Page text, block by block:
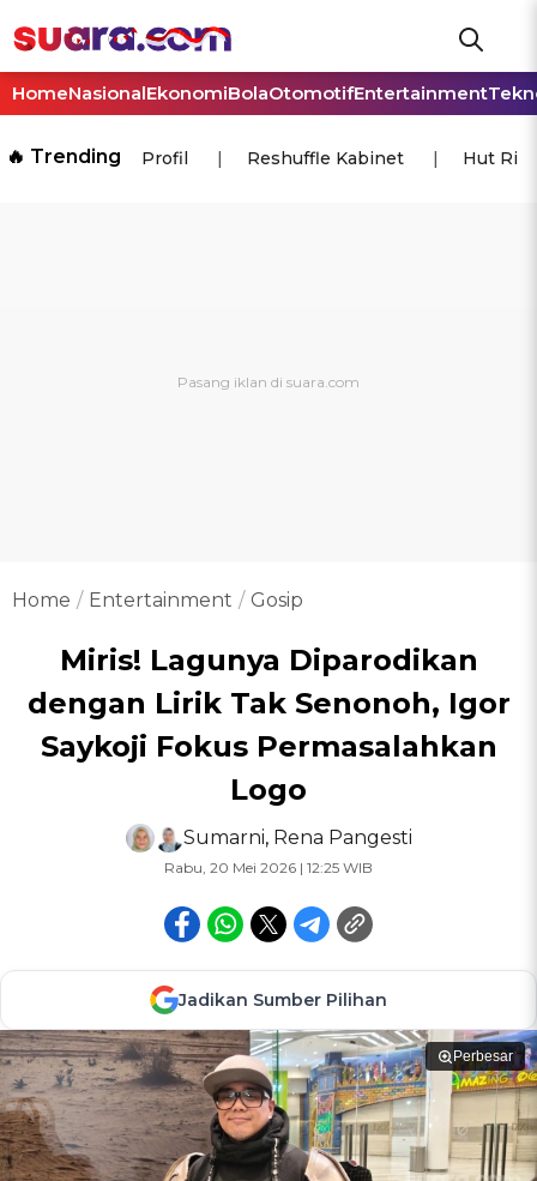
HomeNasionalEkonomiBolaOtomotifEntertainment
🔥 Trending Profil Reshuffle Kabinet Hut Ri
Home Entertainment Gosip
Miris! Lagunya Diparodikan
dengan Lirik Tak Senonoh, Igor
Saykoji Fokus Permasalahkan
Logo
Sumarni, Rena Pangesti
Rabu, 20 Mei 2026 | 12:25 WIB
Jadikan Sumber Pilihan
Perbesar